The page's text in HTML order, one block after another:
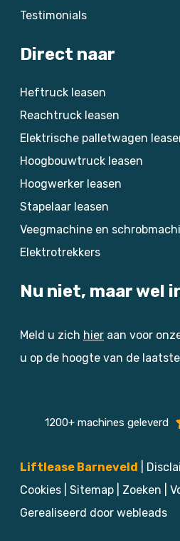
Testimonials
Direct naar
Heftruck leasen
Reachtruck leasen
Elektrische palletwagen
Hoogbouwtruck leasen
Hoogwerker leasen
Stapelaar leasen
Veegmachine en
Elektrotrekkers
Nu niet, maar wel
Meld u zich hier aan voor
u op de hoogte van de
1200+ machines geleverd
Liftlease Barneveld
Cookies
Sitemap Zoeken
Gerealiseerd door webleads